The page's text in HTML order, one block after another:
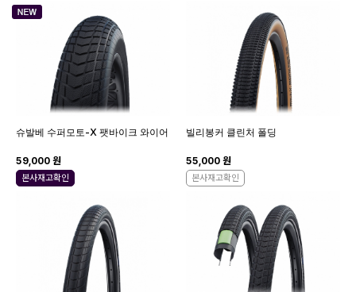
슈발베 수퍼모토-X 팻바이크 와이어
59,000 원
본사재고확인
빌리봉커 클린처 폴딩
55,000 원
본사재고확인